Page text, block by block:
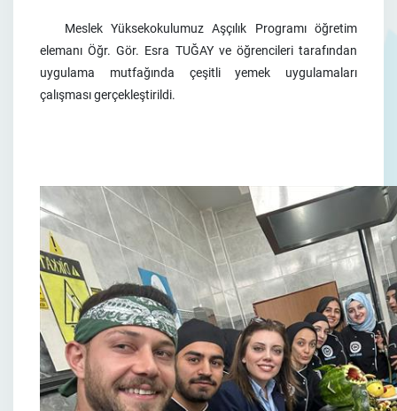
Meslek Yüksekokulumuz Aşçılık Programı öğretim
elemanı Öğr. Gör. Esra TUĞAY ve öğrencileri tarafından
uygulama mutfağında çeşitli yemek uygulamaları
çalışması gerçekleştirildi.